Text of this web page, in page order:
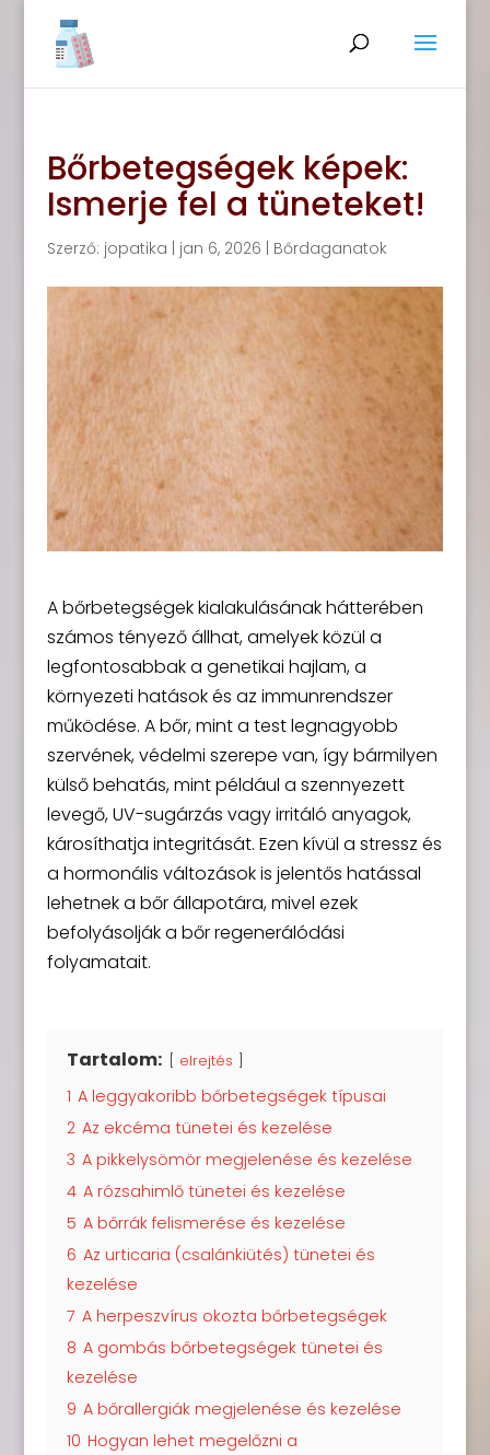
Bőrbetegségek képek:
Ismerje fel a tüneteket!
Szerző: jopatika jan 6, 2026 Bőrdaganatok
A bőrbetegségek kialakulásának hátterében
számos tényező állhat, amelyek közül a
legfontosabbak a genetikai hajlam, a
környezeti hatások és az immunrendszer
működése. A bőr, mint a test legnagyobb
szervének, védelmi szerepe van, így bármilyen
külső behatás, mint például a szennyezett
levegő, UV-sugárzás vagy irritáló anyagok,
károsíthatja integritását. Ezen kívül a stressz és
a hormonális változások is jelentős hatással
lehetnek a bőr állapotára, mivel ezek
befolyásolják a bőr regenerálódási
folyamatait.
Tartalom: elrejtés
1 A leggyakoribb bőrbetegségek típusai
2 Az ekcéma tünetei és kezelése
3 A pikkelysömör megjelenése és kezelése
4 A rózsahimlő tünetei és kezelése
5 A bőrrák felismerése és kezelése
6 Az urticaria (csalánkiütés) tünetei és
kezelése
7 A herpeszvírus okozta bőrbetegségek
8 A gombás bőrbetegségek tünetei és
kezelése
9 A bőrallergiák megjelenése és kezelése
10 Hogyan lehet megelőzni a